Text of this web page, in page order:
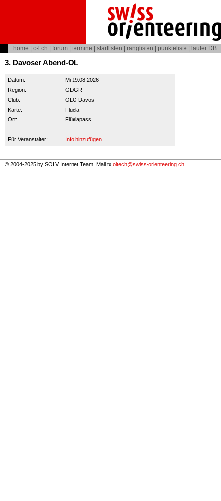
home o-l.ch forum termine startlisten ranglisten punkteliste läufer DB
3. Davoser Abend-OL
Datum:
Mi 19.08.2026
Region:
GL/GR
Club:
OLG Davos
Karte:
Flüela
Ort:
Flüelapass
Für Veranstalter: Info hinzufügen
© 2004-2025 by SOLV Internet Team. Mail to oltech@swiss-orienteering.ch